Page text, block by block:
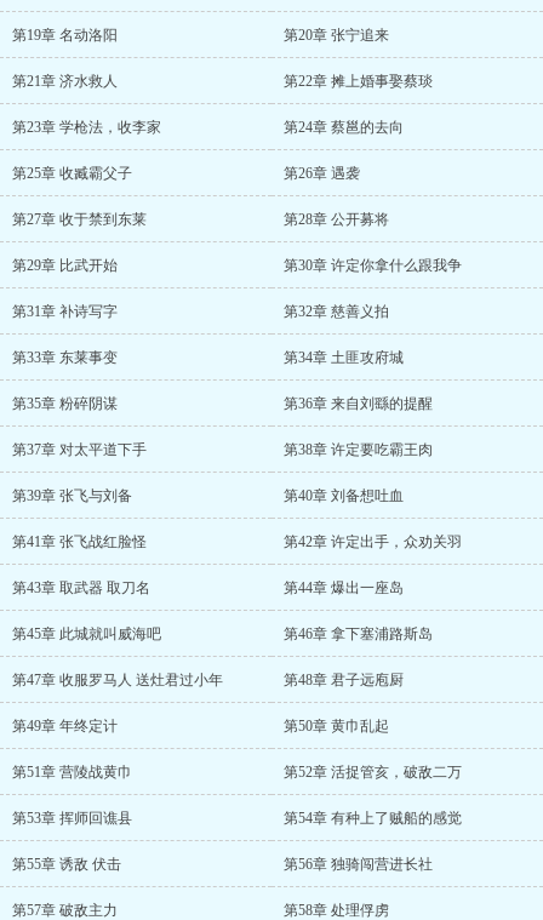
第19章 名动洛阳 第20章 张宁追来
第21章 济水救人 第22章 摊上婚事娶蔡琰
第23章 学枪法，收李家 第24章 蔡邕的去向
第25章 收臧霸父子 第26章 遇袭
第27章 收于禁到东莱 第28章 公开募将
第29章 比武开始 第30章 许定你拿什么跟我争
第31章 补诗写字 第32章 慈善义拍
第33章 东莱事变 第34章 土匪攻府城
第35章 粉碎阴谋 第36章 来自刘繇的提醒
第37章 对太平道下手 第38章 许定要吃霸王肉
第39章 张飞与刘备 第40章 刘备想吐血
第41章 张飞战红脸怪 第42章 许定出手，众劝关羽
第43章 取武器 取刀名 第44章 爆出一座岛
第45章 此城就叫威海吧 第46章 拿下塞浦路斯岛
第47章 收服罗马人 送灶君过小年 第48章 君子远庖厨
第49章 年终定计 第50章 黄巾乱起
第51章 营陵战黄巾 第52章 活捉管亥，破敌二万
第53章 挥师回谯县 第54章 有种上了贼船的感觉
第55章 诱敌 伏击 第56章 独骑闯营进长社
第57章 破敌主力 第58章 处理俘虏